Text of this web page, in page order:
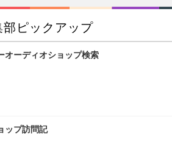
部ピックアップ
オーディオショップ検索
ップ訪問記